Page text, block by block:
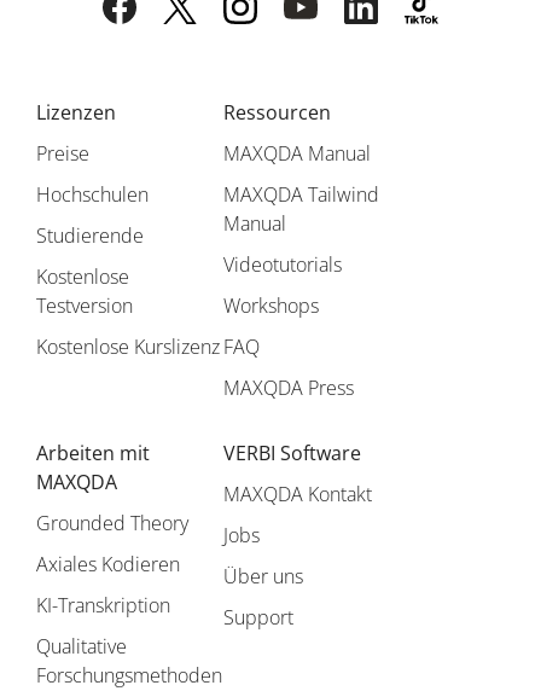
Lizenzen
Preise
Hochschulen
Studierende
Kostenlose
Testversion
Kostenlose Kurslizenz
Ressourcen
MAXQDA Manual
MAXQDA Tailwind
Manual
Videotutorials
Workshops
FAQ
MAXQDA Press
Arbeiten mit
MAXQDA
Grounded Theory
Axiales Kodieren
KI-Transkription
Qualitative
Forschungsmethoden
VERBI Software
MAXQDA Kontakt
Jobs
Über uns
Support